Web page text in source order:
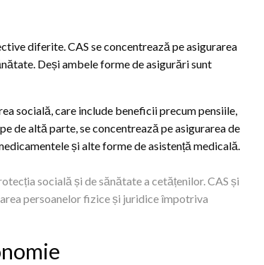
diferite. CAS se concentrează pe asigurarea
Deși ambele forme de asigurări sunt
socială, care include beneficii precum pensiile,
de altă parte, se concentrează pe asigurarea de
și alte forme de asistență medicală.
socială și de sănătate a cetățenilor. CAS și
persoanelor fizice și juridice împotriva